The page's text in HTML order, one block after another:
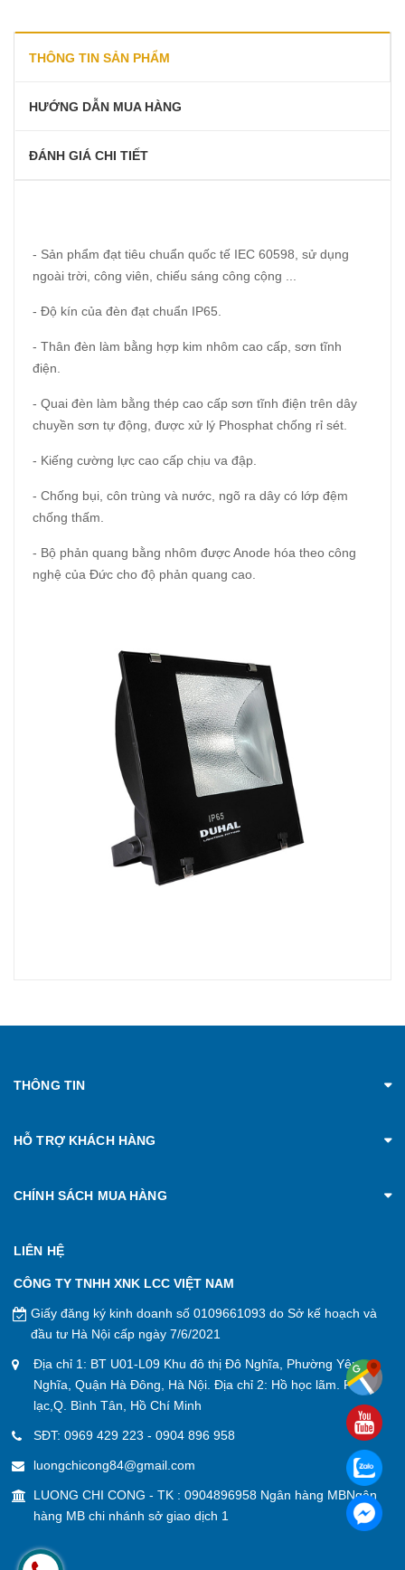
THÔNG TIN SẢN PHẨM
HƯỚNG DẪN MUA HÀNG
ĐÁNH GIÁ CHI TIẾT
- Sản phẩm đạt tiêu chuẩn quốc tế IEC 60598, sử dụng
ngoài trời, công viên, chiếu sáng công cộng ...
- Độ kín của đèn đạt chuẩn IP65.
- Thân đèn làm bằng hợp kim nhôm cao cấp, sơn tĩnh
điện.
- Quai đèn làm bằng thép cao cấp sơn tĩnh điện trên dây
chuyền sơn tự động, được xử lý Phosphat chống rỉ sét.
- Kiếng cường lực cao cấp chịu va đập.
- Chống bụi, côn trùng và nước, ngõ ra dây có lớp đệm
chống thấm.
- Bộ phản quang bằng nhôm được Anode hóa theo công
nghệ của Đức cho độ phản quang cao.
THÔNG TIN
HỖ TRỢ KHÁCH HÀNG
CHÍNH SÁCH MUA HÀNG
LIÊN HỆ
CÔNG TY TNHH XNK LCC VIỆT NAM
Giấy đăng ký kinh doanh số 0109661093 do Sở kế hoạch và
đầu tư Hà Nội cấp ngày 7/6/2021
Địa chỉ 1: BT U01-L09 Khu đô thị Đô Nghĩa, Phường Yên
Nghĩa, Quận Hà Đông, Hà Nội. Địa chỉ 2: Hồ học lãm. P. An
lạc,Q. Bình Tân, Hồ Chí Minh
SĐT: 0969 429 223 - 0904 896 958
luongchicong84@gmail.com
LUONG CHI CONG - TK : 0904896958 Ngân hàng MBNgân
hàng MB chi nhánh sở giao dịch 1